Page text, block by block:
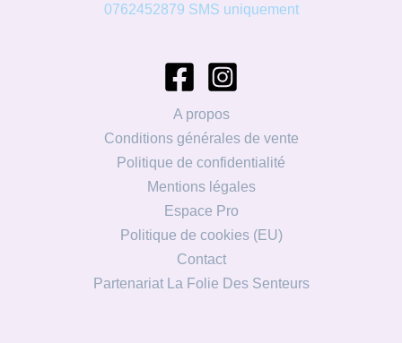
0762452879 SMS uniquement
A propos
Conditions générales de vente
Politique de confidentialité
Mentions légales
Espace Pro
Politique de cookies (EU)
Contact
Partenariat La Folie Des Senteurs